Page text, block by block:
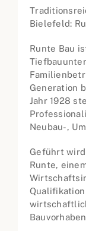
Bielefeld:
Runte Bau
Generation
Jahr 1928
Neubau-,
Geführt
Runte,